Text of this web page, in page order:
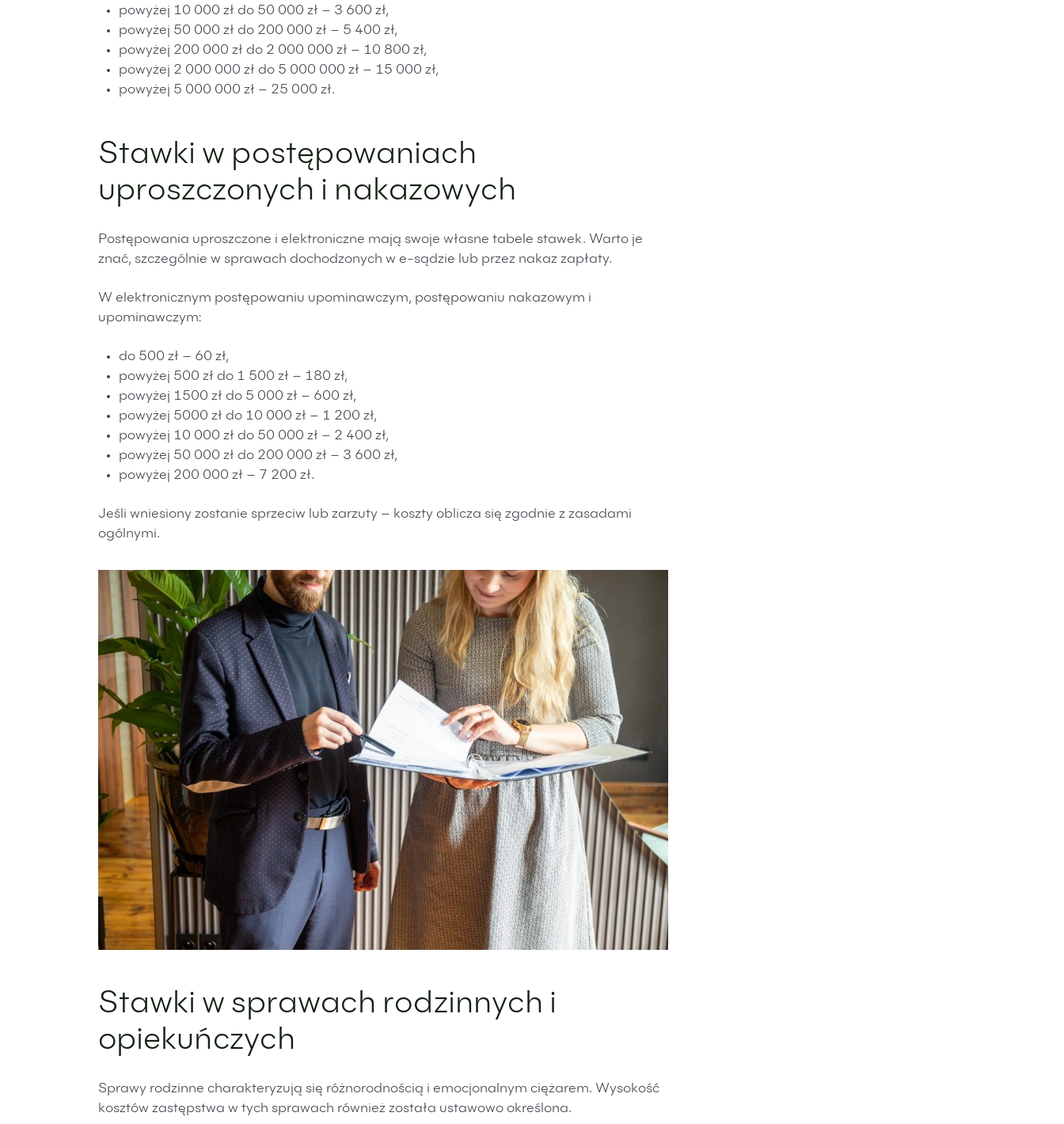
powyżej 10 000 zł do 50 000 zł – 3 600 zł,
powyżej 50 000 zł do 200 000 zł – 5 400 zł,
powyżej 200 000 zł do 2 000 000 zł – 10 800 zł,
powyżej 2 000 000 zł do 5 000 000 zł – 15 000 zł,
powyżej 5 000 000 zł – 25 000 zł.
Stawki w postępowaniach
uproszczonych i nakazowych
Postępowania uproszczone i elektroniczne mają swoje własne tabele stawek. Warto je
znać, szczególnie w sprawach dochodzonych w e-sądzie lub przez nakaz zapłaty.
W elektronicznym postępowaniu upominawczym, postępowaniu nakazowym i
upominawczym:
do 500 zł – 60 zł,
powyżej 500 zł do 1 500 zł – 180 zł,
powyżej 1500 zł do 5 000 zł – 600 zł,
powyżej 5000 zł do 10 000 zł – 1 200 zł,
powyżej 10 000 zł do 50 000 zł – 2 400 zł,
powyżej 50 000 zł do 200 000 zł – 3 600 zł,
powyżej 200 000 zł – 7 200 zł.
Jeśli wniesiony zostanie sprzeciw lub zarzuty – koszty oblicza się zgodnie z zasadami
ogólnymi.
Stawki w sprawach rodzinnych i
opiekuńczych
Sprawy rodzinne charakteryzują się różnorodnością i emocjonalnym ciężarem. Wysokość
kosztów zastępstwa w tych sprawach również została ustawowo określona.